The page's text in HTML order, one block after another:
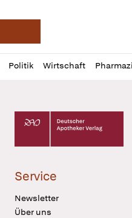
Deutsche
Politik Wirtschaft
Profil
öffnen
Daz
Pur
Deutscher Apotheker
Service
Newsletter
Über uns